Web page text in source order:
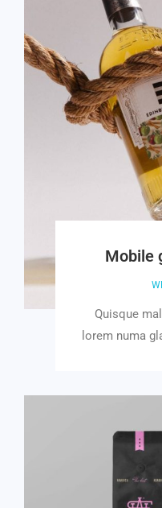
Mobile
Quisque
lorem numa